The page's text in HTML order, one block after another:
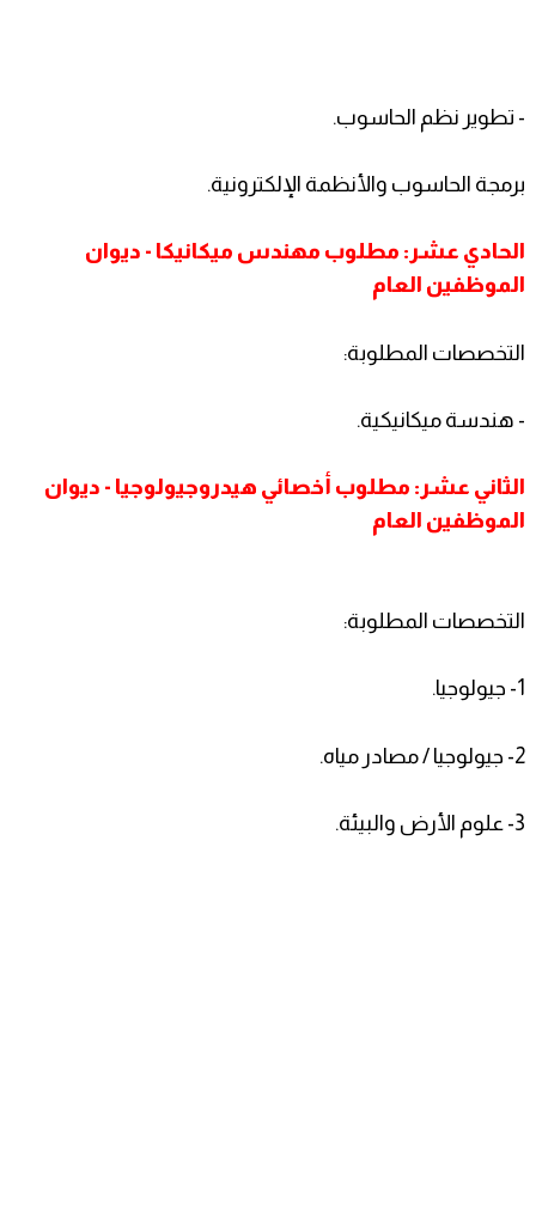
- تطوير نظم الحاسوب.
برمجة الحاسوب والأنظمة الإلكترونية.
الحادي عشر: مطلوب مهندس ميكانيكا - ديوان
الموظفين العام
التخصصات المطلوبة:
- هندسة ميكانيكية.
الثاني عشر: مطلوب أخصائي هيدروجيولوجيا - ديوان
الموظفين العام
التخصصات المطلوبة:
1- جيولوجيا.
2- جيولوجيا / مصادر مياه.
3- علوم الأرض والبيئة.